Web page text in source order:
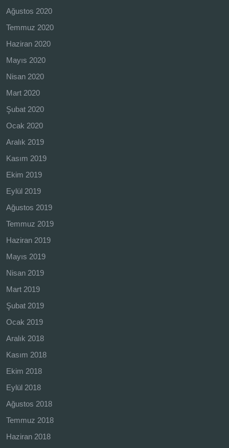
Ağustos 2020
Temmuz 2020
Haziran 2020
Mayıs 2020
Nisan 2020
Mart 2020
Şubat 2020
Ocak 2020
Aralık 2019
Kasım 2019
Ekim 2019
Eylül 2019
Ağustos 2019
Temmuz 2019
Haziran 2019
Mayıs 2019
Nisan 2019
Mart 2019
Şubat 2019
Ocak 2019
Aralık 2018
Kasım 2018
Ekim 2018
Eylül 2018
Ağustos 2018
Temmuz 2018
Haziran 2018